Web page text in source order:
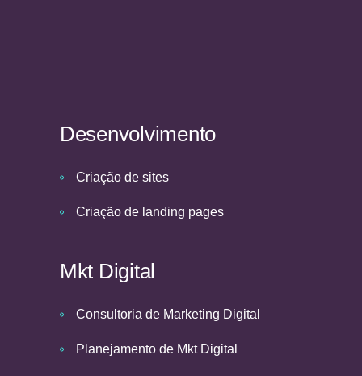
Desenvolvimento
Criação de sites
Criação de landing pages
Mkt Digital
Consultoria de Marketing Digital
Planejamento de Mkt Digital